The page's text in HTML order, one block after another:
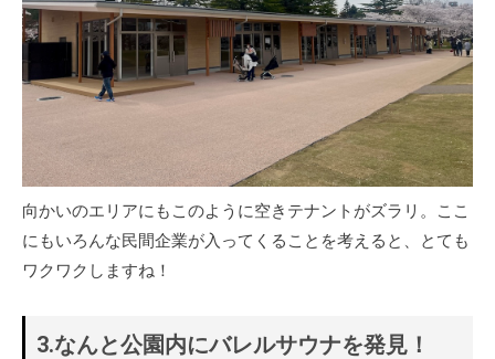
向かいのエリアにもこのように空きテナントがズラリ。ここ
にもいろんな民間企業が入ってくることを考えると、とても
ワクワクしますね！
3.なんと公園内にバレルサウナを発見！